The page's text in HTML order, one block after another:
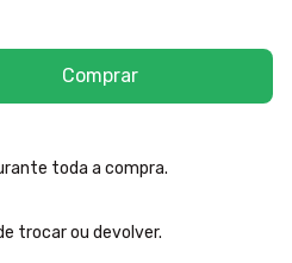
toda a compra.
trocar ou devolver.